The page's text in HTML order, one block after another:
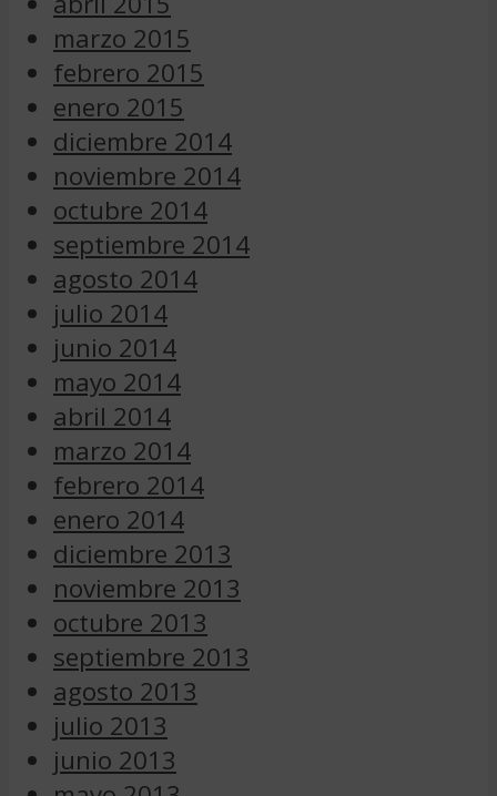
marzo 2015
febrero 2015
enero 2015
diciembre 2014
noviembre 2014
octubre 2014
septiembre 2014
agosto 2014
julio 2014
junio 2014
mayo 2014
abril 2014
marzo 2014
febrero 2014
enero 2014
diciembre 2013
noviembre 2013
octubre 2013
septiembre 2013
agosto 2013
julio 2013
junio 2013